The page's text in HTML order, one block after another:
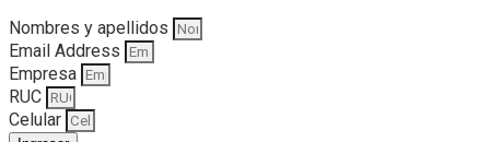
Nombres y apellidos
Email Address
Empresa
RUC
Celular